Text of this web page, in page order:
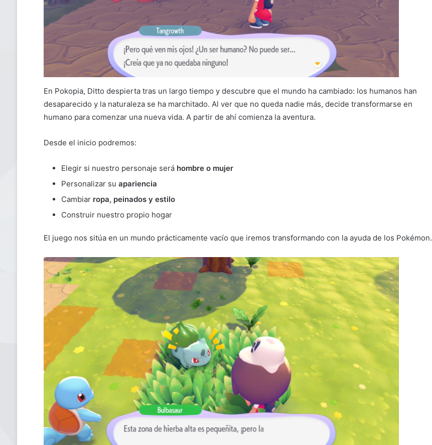
En Pokopia, Ditto despierta tras un largo tiempo y descubre que el mundo ha cambiado: los humanos han
desaparecido y la naturaleza se ha marchitado. Al ver que no queda nadie más, decide transformarse en
humano para comenzar una nueva vida. A partir de ahí comienza la aventura.
Desde el inicio podremos:
Elegir si nuestro personaje será hombre o mujer
Personalizar su apariencia
Cambiar ropa, peinados y estilo
Construir nuestro propio hogar
El juego nos sitúa en un mundo prácticamente vacío que iremos transformando con la ayuda de los Pokémon.